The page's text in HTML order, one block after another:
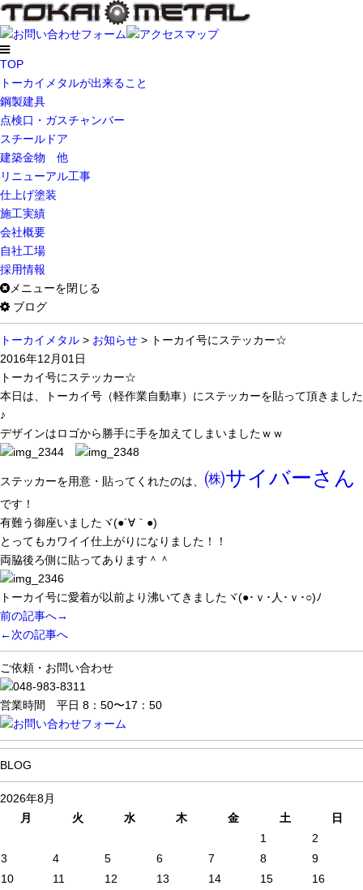
TOP
トーカイメタルが出来ること
鋼製建具
点検口・ガスチャンバー
スチールドア
建築金物 他
リニューアル工事
仕上げ塗装
施工実績
会社概要
自社工場
採用情報
メニューを閉じる
ブログ
トーカイメタル > お知らせ > トーカイ号にステッカー☆
2016年12月01日
トーカイ号にステッカー☆
本日は、トーカイ号（軽作業自動車）にステッカーを貼って頂きました
♪
デザインはロゴから勝手に手を加えてしまいましたｗｗ
ステッカーを用意・貼ってくれたのは、 ㈱サイバーさん
です！
有難う御座いましたヾ(●´∀｀●)
とってもカワイイ仕上がりになりました！！
両脇後ろ側に貼ってあります＾＾
トーカイ号に愛着が以前より沸いてきましたヾ(●･ｖ･人･ｖ･○)ﾉ
前の記事へ→
←次の記事へ
ご依頼・お問い合わせ
営業時間 平日 8：50〜17：50
BLOG
2026年8月
月
火 水 木 金 土
日
1
2
3
4 5 6 7 8
9
10
11 12 13 14 15
16